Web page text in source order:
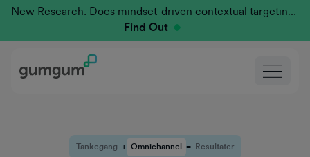
New Research: Does mindset-driven contextual targeting outperform traditional?
Find Out
Tankegang + Omnichannel = Resultater